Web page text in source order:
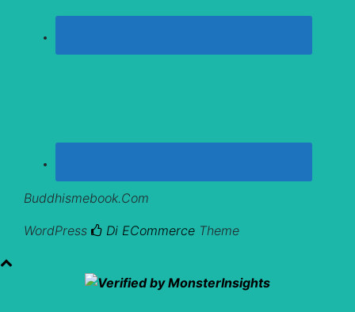
Buddhismebook.com
WordPress Di ECommerce Theme